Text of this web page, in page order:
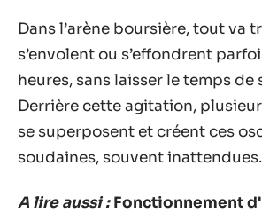
Dans l’arène boursière, tout va
s’envolent ou s’effondrent
heures, sans laisser le temps de
Derrière cette agitation,
se superposent et créent ces
soudaines, souvent inattendues.
A lire aussi : Fonctionnement